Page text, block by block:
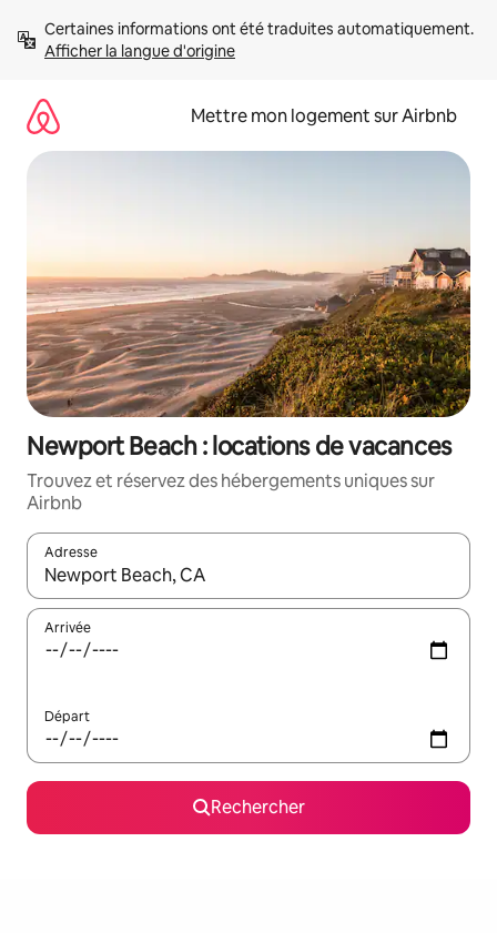
directement
Afficher la langue d'origine
Mettre mon logement sur Airbnb
Newport Beach : locations de vacances
Trouvez et réservez des hébergements uniques sur
Airbnb
Adresse
Lorsque les résultats s'affichent, utilisez les flèches vers le
Arrivée
Départ
Rechercher